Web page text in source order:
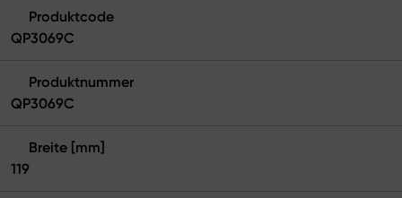
Produktcode
QP3069C
Produktnummer
QP3069C
Breite [mm]
119